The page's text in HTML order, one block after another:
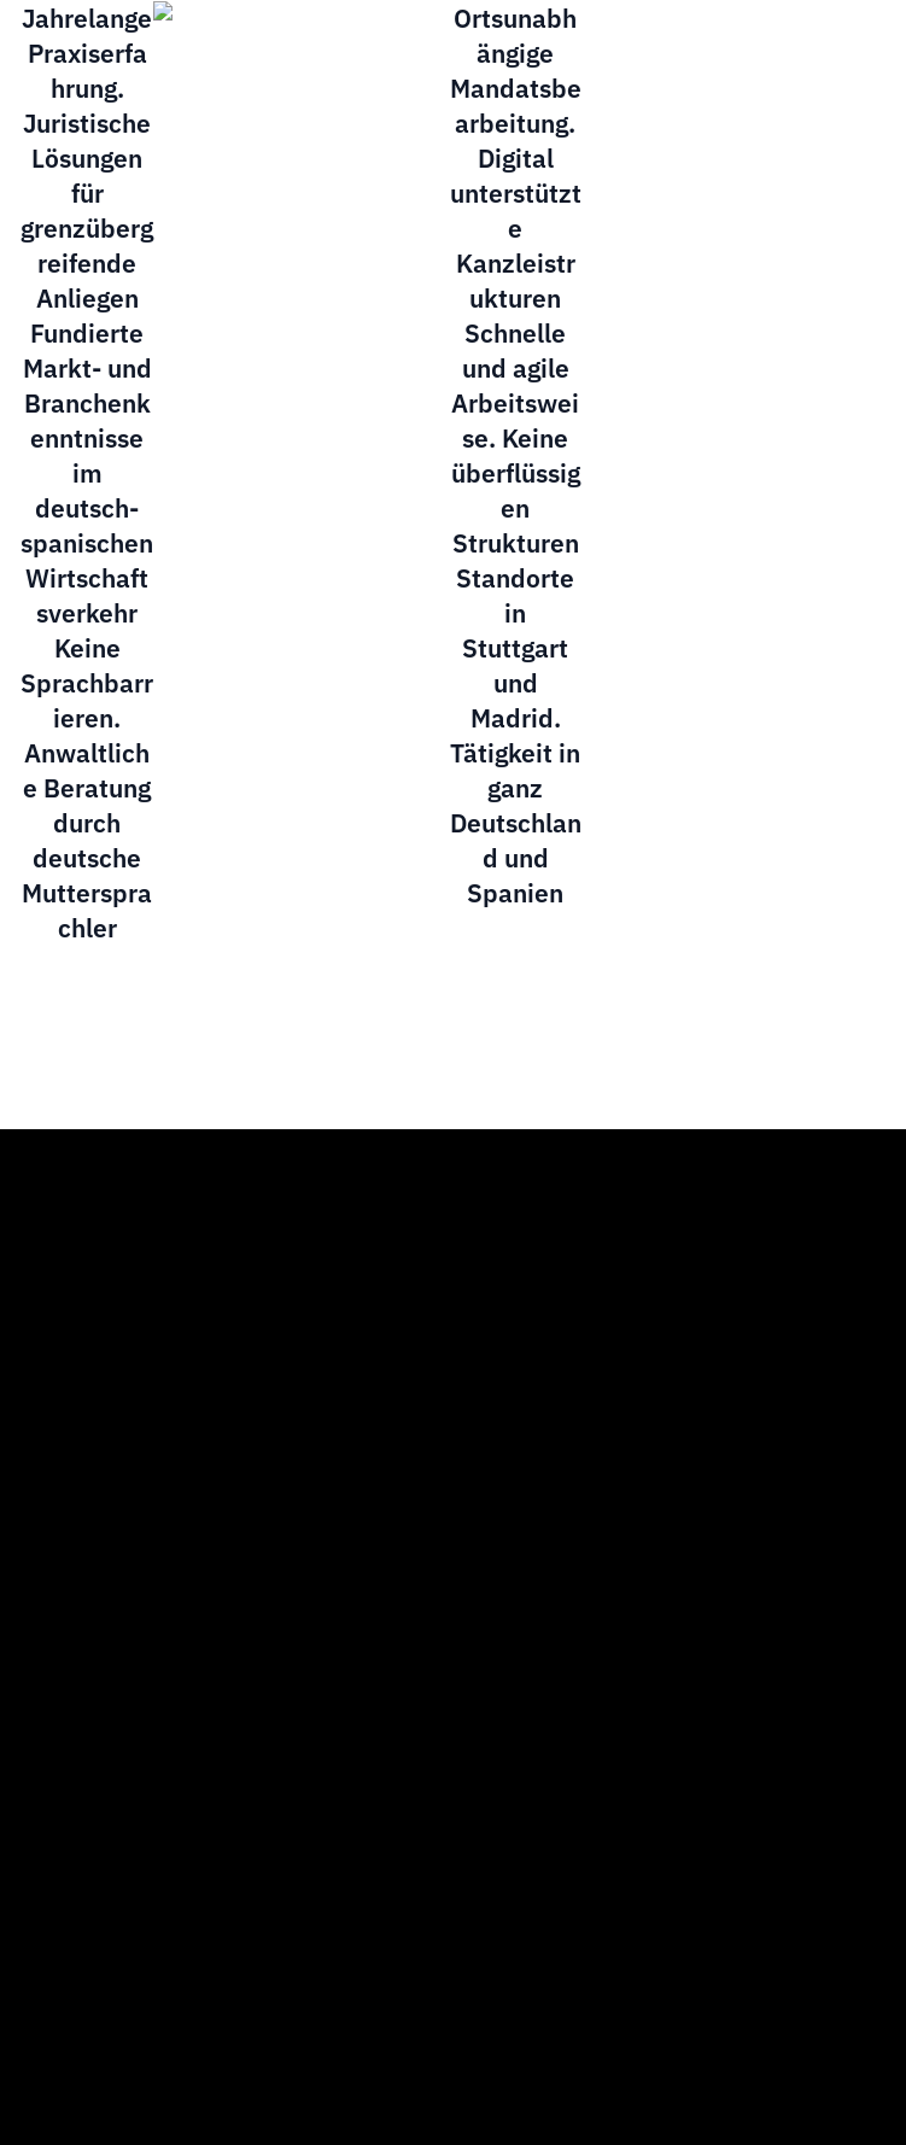
Jahrelange
Praxiserfa
hrung.
Juristische
Lösungen
für
grenzüberg
reifende
Anliegen
Fundierte
Markt- und
Branchenk
enntnisse
im
deutsch-
spanischen
Wirtschaft
sverkehr
Keine
Sprachbarr
ieren.
Anwaltlich
e Beratung
durch
deutsche
Mutterspra
chler
Ortsunabh
ängige
Mandatsbe
arbeitung.
Digital
unterstützt
e
Kanzleistr
ukturen
Schnelle
und agile
Arbeitswei
se. Keine
überflüssig
en
Strukturen
Standorte
in
Stuttgart
und
Madrid.
Tätigkeit in
ganz
Deutschlan
d und
Spanien